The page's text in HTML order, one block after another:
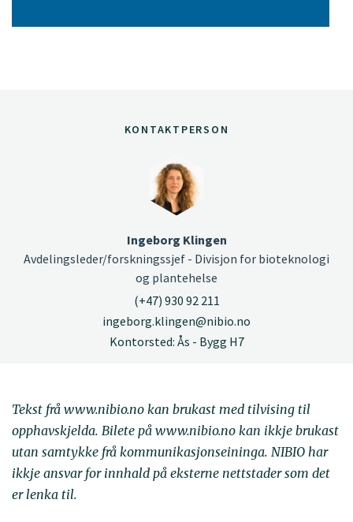
KONTAKTPERSON
Ingeborg Klingen
Avdelingsleder/forskningssjef - Divisjon for bioteknologi
og plantehelse
(+47) 930 92 211
ingeborg.klingen@nibio.no
Kontorsted: Ås - Bygg H7
Tekst frå www.nibio.no kan brukast med tilvising til
opphavskjelda. Bilete på www.nibio.no kan ikkje brukast
utan samtykke frå kommunikasjonseininga. NIBIO har
ikkje ansvar for innhald på eksterne nettstader som det
er lenka til.